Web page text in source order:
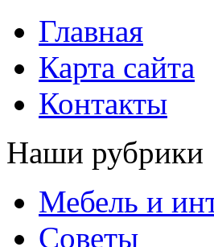
Главная
Карта сайта
Контакты
Наши рубрики
Мебель и
Советы